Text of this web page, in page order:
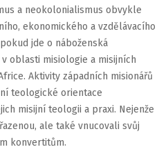
a neokolonialismus obvykle
ekonomického a vzdělávacího
jde o náboženská
oblasti misiologie a misijních
Aktivity západních misionářů
teologické orientace
misijní teologii a praxi. Nejenže
ale také vnucovali svůj
konvertitům.